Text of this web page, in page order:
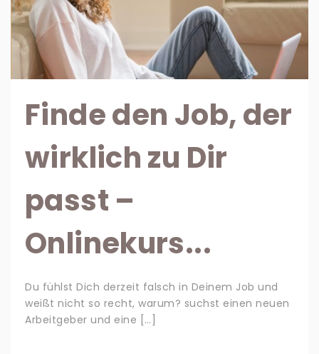
Finde den Job, der
wirklich zu Dir
passt –
Onlinekurs...
Du fühlst Dich derzeit falsch in Deinem Job und
weißt nicht so recht, warum? suchst einen neuen
Arbeitgeber und eine […]